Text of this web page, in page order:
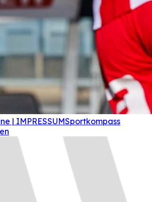
| IMPRESSUMSportkompass